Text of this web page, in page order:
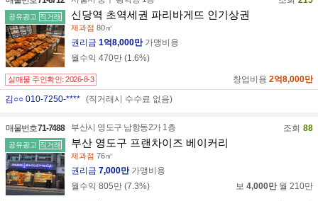
공유광고 직거래 신당역 초역세권 파리바게뜨 인기상권
제과점 80㎡
권리금 1억8,000만 가맹비용
월수익 470만 (1.6%)
실매물 주인확인: 2026-8-3 창업비용 2억8,000만
김○○ 010-7250-**** (직거래시 수수료 없음)
매물번호71-7488
공유광고 직거래
부산시 영도구 남항동2가 1층 조회 88
부산 영도구 프랜차이즈 베이커리
제과점 76㎡
권리금 7,000만 가맹비용
월수익 805만 (7.3%) 보 4,000만 월 210만